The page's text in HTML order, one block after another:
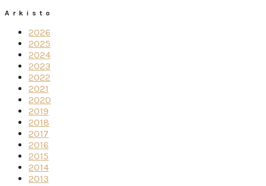
Arkisto
2026
2025
2024
2023
2022
2021
2020
2019
2018
2017
2016
2015
2014
2013